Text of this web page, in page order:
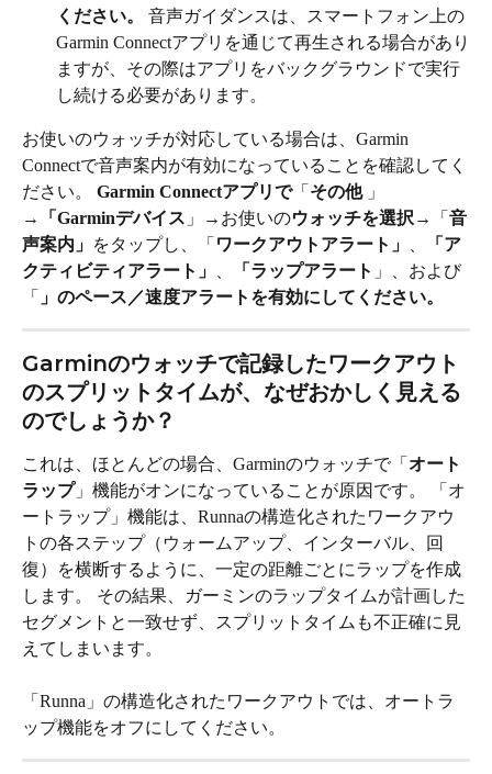
ください。
音声ガイダンスは、スマートフォン上の
Garmin Connectアプリを通じて再生される場合があり
ますが、その際はアプリをバックグラウンドで実行
し続ける必要があります。
お使いのウォッチが対応している場合は、Garmin
Connectで音声案内が有効になっていることを確認してく
ださい。
Garmin Connectアプリで「 その他 」
→
「Garminデバイス 」→お使いのウォッチを選択 →「 音
声案内」 をタップし、「 ワークアウトアラート」
「ア
クティビティアラート」
「ラップアラート 」、および
「
」のペース／速度アラートを有効にしてください。
Garminのウォッチで記録したワークアウト
のスプリットタイムが、なぜおかしく見える
のでしょうか？
これは、ほとんどの場合、Garminのウォッチで「 オート
ラップ」機能がオンになっていることが原因です。 「オ
ートラップ」機能は、Runnaの構造化されたワークアウ
トの各ステップ（ウォームアップ、インターバル、回
復）を横断するように、一定の距離ごとにラップを作成
します。 その結果、ガーミンのラップタイムが計画した
セグメントと一致せず、スプリットタイムも不正確に見
えてしまいます。
「Runna」の構造化されたワークアウトでは、オートラ
ップ機能をオフにしてください。